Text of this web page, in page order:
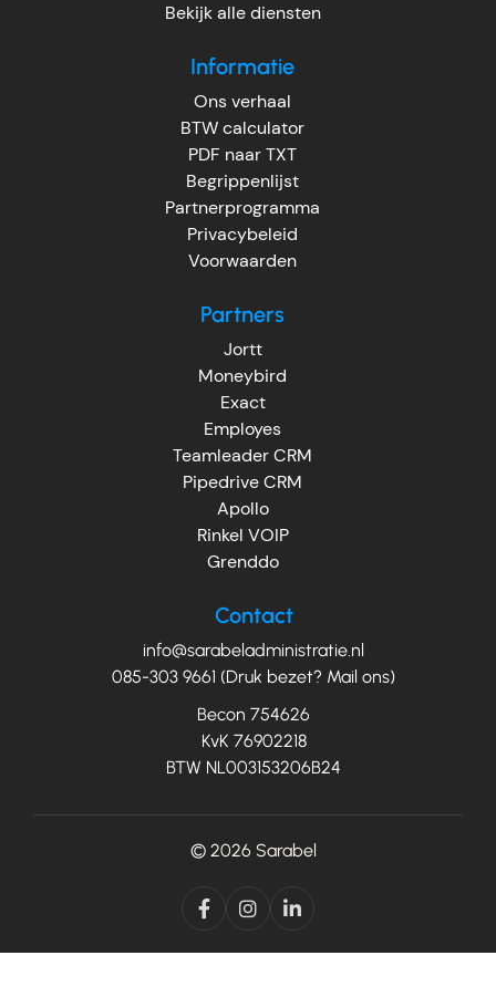
Bekijk alle diensten
Informatie
Ons verhaal
BTW calculator
PDF naar TXT
Begrippenlijst
Partnerprogramma
Privacybeleid
Voorwaarden
Partners
Jortt
Moneybird
Exact
Employes
Teamleader CRM
Pipedrive CRM
Apollo
Rinkel VOIP
Grenddo
Contact
info@sarabeladministratie.nl
085-303 9661 (Druk bezet? Mail ons)
Becon 754626
KvK 76902218
BTW NL003153206B24
© 2026 Sarabel
  